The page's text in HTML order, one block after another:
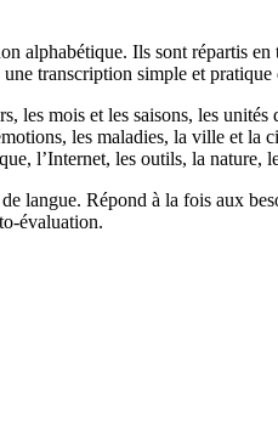
alphabétique. Ils sont répartis
transcription simple et
mois et les saisons, les
les maladies, la ville et
l’Internet, les outils, la
Répond à la fois aux
évaluation.